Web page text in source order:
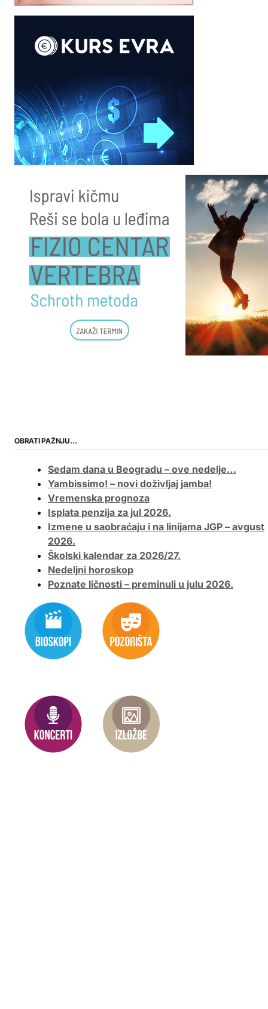
OBRATI PAŽNJU…
Sedam dana u Beogradu – ove nedelje…
Yambissimo! – novi doživljaj jamba!
Vremenska prognoza
Isplata penzija za jul 2026.
Izmene u saobraćaju i na linijama JGP – avgust
2026.
Školski kalendar za 2026/27.
Nedeljni horoskop
Poznate ličnosti – preminuli u julu 2026.